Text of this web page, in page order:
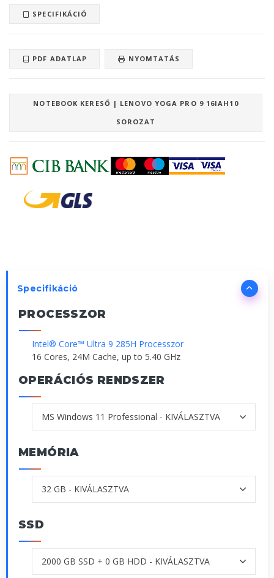
SPECIFIKÁCIÓ
PDF ADATLAP NYOMTATÁS
NOTEBOOK KERESŐ | LENOVO YOGA PRO 9 16IAH10
SOROZAT
Specifikáció
PROCESSZOR
Intel® Core™ Ultra 9 285H Processzor
16 Cores, 24M Cache, up to 5.40 GHz
OPERÁCIÓS RENDSZER
MEMÓRIA
SSD